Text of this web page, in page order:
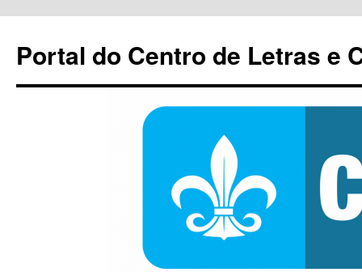
conteúdo
Portal do Centro de Letras e